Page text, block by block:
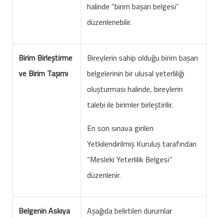
halinde “birim başarı belgesi”
düzenlenebilir.
Birim Birleştirme
ve Birim Taşımı
Bireylerin sahip olduğu birim başarı
belgelerinin bir ulusal yeterliliği
oluşturması halinde, bireylerin
talebi ile birimler birleştirilir.
En son sınava girilen
Yetkilendirilmiş Kuruluş tarafından
“Mesleki Yeterlilik Belgesi”
düzenlenir.
Belgenin Askıya
Aşağıda belirtilen durumlar